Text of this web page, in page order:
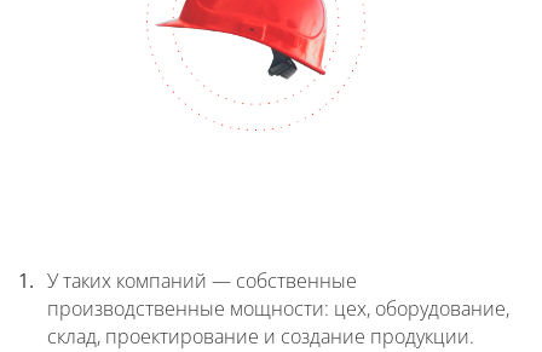
У таких компаний — собственные
производственные мощности: цех, оборудование,
склад, проектирование и создание продукции.